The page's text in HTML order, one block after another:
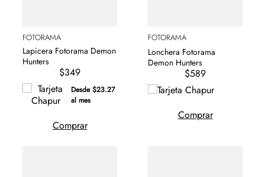
FOTORAMA
Lapicera Fotorama Demon
Hunters
$349
Desde $23.27
al mes
Comprar
FOTORAMA
Lonchera Fotorama
Demon Hunters
$589
Comprar